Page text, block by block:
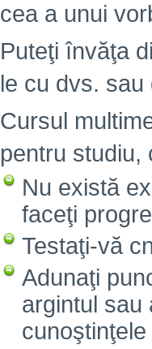
cea a unui
Puteţi învăţa
le cu dvs.
Cursul
pentru studiu,
Nu există
faceţi
Testaţi-vă
Adunaţi
argintul sau